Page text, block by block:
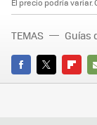
El precio podría
FACEBOOK
TWITTER
TEMAS Guías